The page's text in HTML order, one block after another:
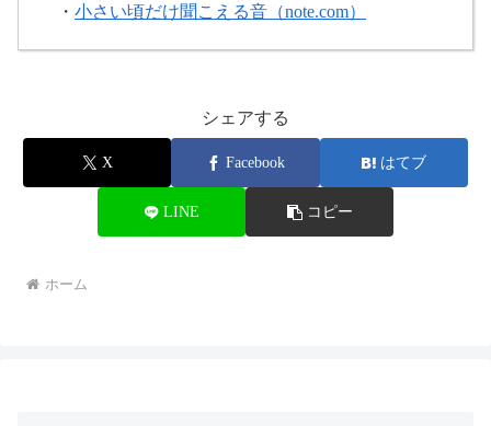
・ 小さい頃だけ聞こえる音（note.com）
シェアする
X Facebook はてブ
LINE コピー
ホーム